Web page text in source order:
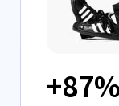
+87%